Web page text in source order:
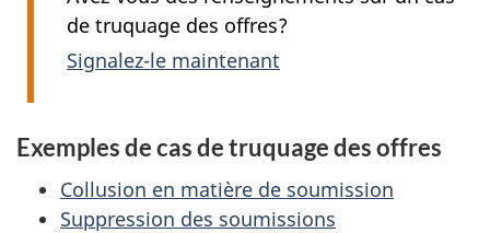
de truquage des offres?
Signalez-le maintenant
Exemples de cas de truquage des offres
Collusion en matière de soumission
Suppression des soumissions